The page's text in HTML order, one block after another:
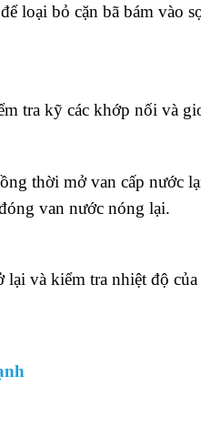
loại bỏ cặn bã bám vào
tra kỹ các khớp nối và
thời mở van cấp nước
van nước nóng lại.
và kiểm tra nhiệt độ của